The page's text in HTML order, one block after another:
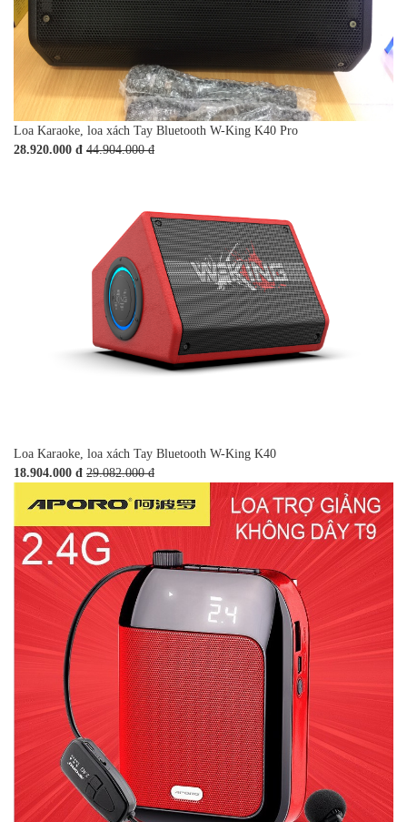
Loa Karaoke, loa xách Tay Bluetooth W-King K40 Pro
28.920.000 đ 44.904.000 đ
Loa Karaoke, loa xách Tay Bluetooth W-King K40
18.904.000 đ 29.082.000 đ